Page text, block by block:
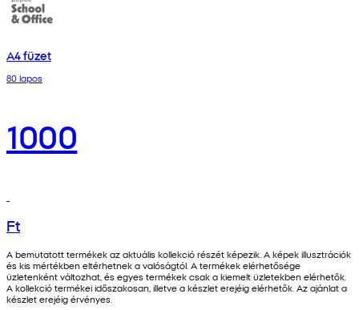
A4 füzet
80 lapos
1000
Ft
A bemutatott termékek az aktuális kollekció részét képezik. A képek illusztrációk
és kis mértékben eltérhetnek a valóságtól. A termékek elérhetősége
üzletenként változhat, és egyes termékek csak a kiemelt üzletekben elérhetők.
A kollekció termékei időszakosan, illetve a készlet erejéig elérhetők. Az ajánlat a
készlet erejéig érvényes.